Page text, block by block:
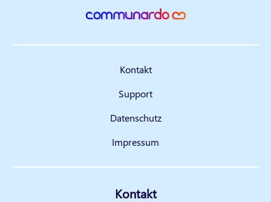
Kontakt
Support
Datenschutz
Impressum
Kontakt